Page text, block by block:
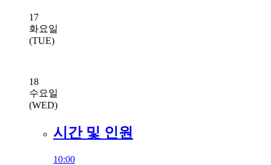
17
화요일
(TUE)
18
수요일
(WED)
시간 및 인원
10:00